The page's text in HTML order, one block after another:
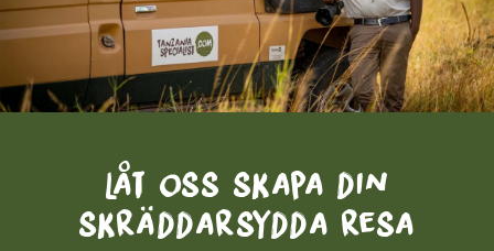
Låt oss skapa din
skräddarsydda resa